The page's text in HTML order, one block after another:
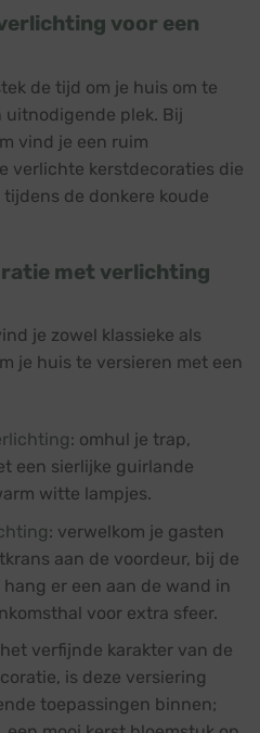
voor een
de tijd om je huis om te
uitnodigende plek. Bij
vind je een ruim
verlichte kerstdecoraties die
de donkere koude
met verlichting
je zowel klassieke als
je huis te versieren met een
: omhul je trap,
een sierlijke guirlande
witte lampjes.
: verwelkom je gasten
aan de voordeur, bij de
er een aan de wand in
voor extra sfeer.
verfijnde karakter van de
is deze versiering
toepassingen binnen;